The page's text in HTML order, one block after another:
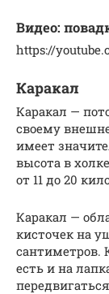
Видео:
https://
Каракал
Каракал —
своему
имеет
высота в
от 11 до 20
Каракал —
кисточек на
сантиметров.
есть и на